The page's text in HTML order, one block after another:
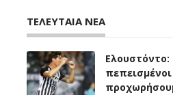
ΤΕΛΕΥΤΑΙΑ ΝΕΑ
Ελουστόντο: